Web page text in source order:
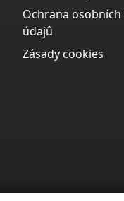
Ochrana osobních
údajů
Zásady cookies